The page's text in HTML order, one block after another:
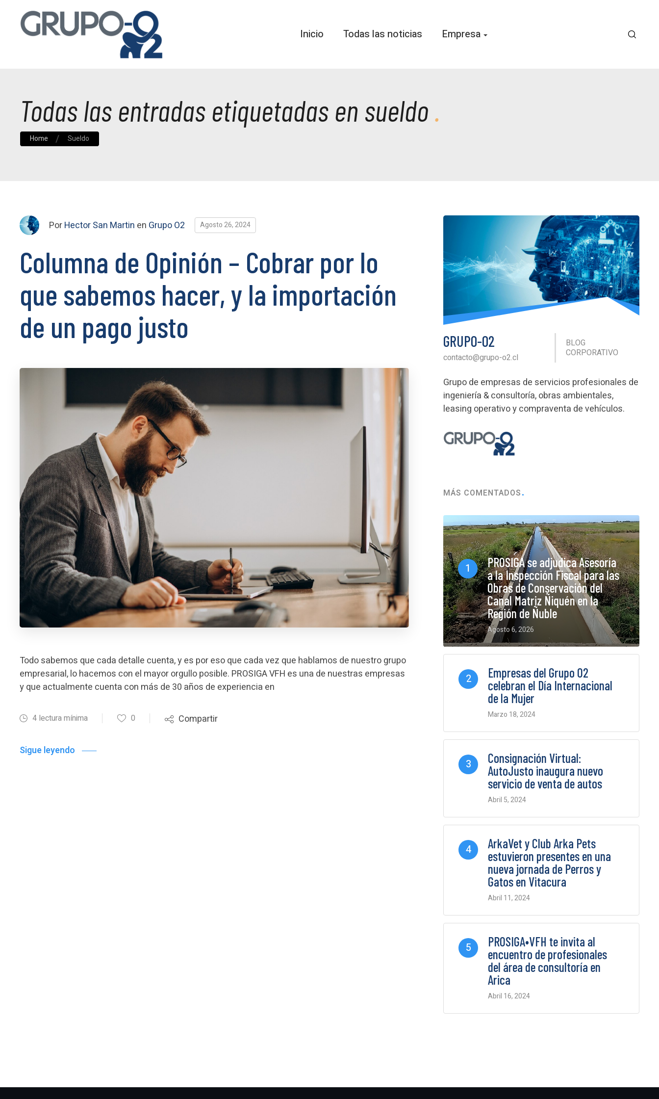
Inicio Todas las noticias Empresa
Todas las entradas etiquetadas en sueldo
Home Sueldo
PorHector San Martin en Grupo O2 Agosto 26, 2024
Columna de Opinión – Cobrar por lo
que sabemos hacer, y la importación
de un pago justo
Todo sabemos que cada detalle cuenta, y es por eso que cada vez que hablamos de nuestro grupo
empresarial, lo hacemos con el mayor orgullo posible. PROSIGA VFH es una de nuestras empresas
y que actualmente cuenta con más de 30 años de experiencia en
4 lectura mínima 0 Compartir
Sigue leyendo
GRUPO-O2
contacto@grupo-o2.cl
BLOG
CORPORATIVO
Grupo de empresas de servicios profesionales de
ingeniería & consultoría, obras ambientales,
leasing operativo y compraventa de vehículos.
MÁS COMENTADOS
1
PROSIGA se adjudica Asesoría
a la Inspección Fiscal para las
Obras de Conservación del
Canal Matriz Ñiquén en la
Región de Ñuble
Agosto 6, 2026
0 Comments
2
Empresas del Grupo O2
celebran el Día Internacional
de la Mujer
Marzo 18, 2024
3
Consignación Virtual:
AutoJusto inaugura nuevo
servicio de venta de autos
Abril 5, 2024
4
ArkaVet y Club Arka Pets
estuvieron presentes en una
nueva jornada de Perros y
Gatos en Vitacura
Abril 11, 2024
5
PROSIGA•VFH te invita al
encuentro de profesionales
del área de consultoría en
Arica
Abril 16, 2024